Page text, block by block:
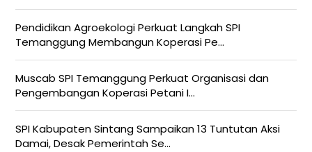
Pendidikan Agroekologi Perkuat Langkah SPI
Temanggung Membangun Koperasi Pe...
Muscab SPI Temanggung Perkuat Organisasi dan
Pengembangan Koperasi Petani I...
SPI Kabupaten Sintang Sampaikan 13 Tuntutan Aksi
Damai, Desak Pemerintah Se...